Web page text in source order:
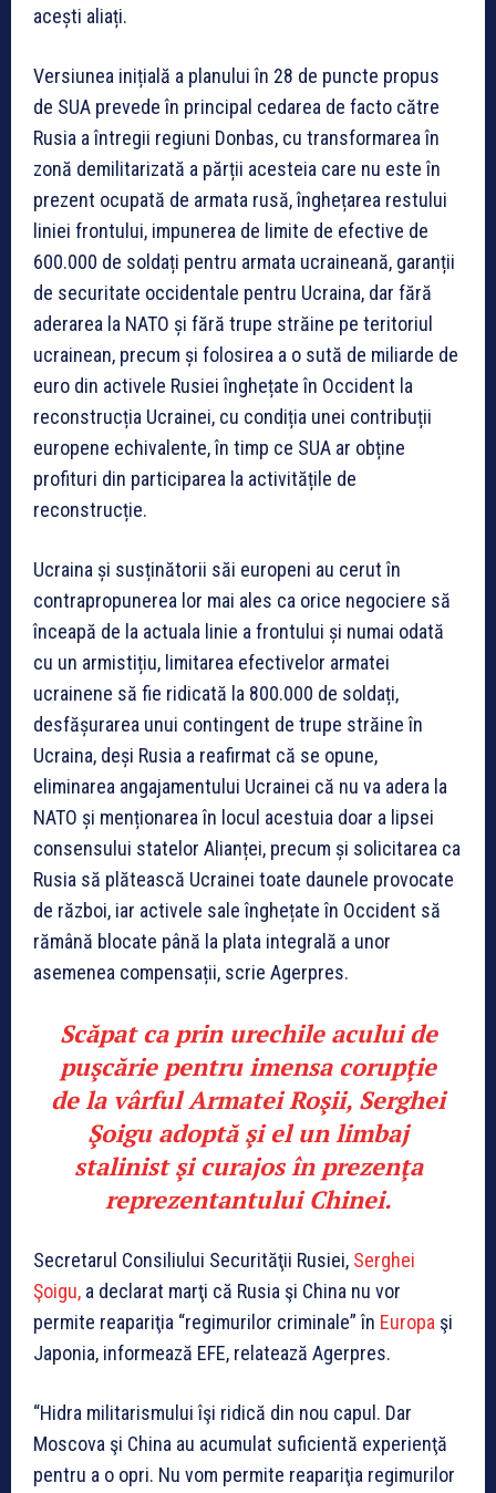
acești aliați.
Versiunea inițială a planului în 28 de puncte propus
de SUA prevede în principal cedarea de facto către
Rusia a întregii regiuni Donbas, cu transformarea în
zonă demilitarizată a părții acesteia care nu este în
prezent ocupată de armata rusă, înghețarea restului
liniei frontului, impunerea de limite de efective de
600.000 de soldați pentru armata ucraineană, garanții
de securitate occidentale pentru Ucraina, dar fără
aderarea la NATO și fără trupe străine pe teritoriul
ucrainean, precum și folosirea a o sută de miliarde de
euro din activele Rusiei înghețate în Occident la
reconstrucția Ucrainei, cu condiția unei contribuții
europene echivalente, în timp ce SUA ar obține
profituri din participarea la activitățile de
reconstrucție.
Ucraina și susținătorii săi europeni au cerut în
contrapropunerea lor mai ales ca orice negociere să
înceapă de la actuala linie a frontului și numai odată
cu un armistițiu, limitarea efectivelor armatei
ucrainene să fie ridicată la 800.000 de soldați,
desfășurarea unui contingent de trupe străine în
Ucraina, deși Rusia a reafirmat că se opune,
eliminarea angajamentului Ucrainei că nu va adera la
NATO și menționarea în locul acestuia doar a lipsei
consensului statelor Alianței, precum și solicitarea ca
Rusia să plătească Ucrainei toate daunele provocate
de război, iar activele sale înghețate în Occident să
rămână blocate până la plata integrală a unor
asemenea compensații, scrie Agerpres.
Scăpat ca prin urechile acului de
puşcărie pentru imensa corupţie
de la vârful Armatei Roşii, Serghei
Şoigu adoptă şi el un limbaj
stalinist şi curajos în prezenţa
reprezentantului Chinei.
Secretarul Consiliului Securităţii Rusiei, Serghei
Şoigu, a declarat marţi că Rusia şi China nu vor
permite reapariţia “regimurilor criminale” în Europa şi
Japonia, informează EFE, relatează Agerpres.
“Hidra militarismului îşi ridică din nou capul. Dar
Moscova şi China au acumulat suficientă experienţă
pentru a o opri. Nu vom permite reapariţia regimurilor